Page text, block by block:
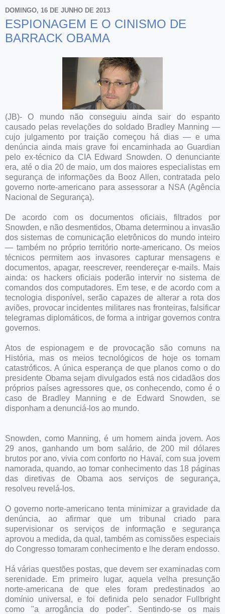
DOMINGO, 16 DE JUNHO DE 2013
ESPIONAGEM E O CINISMO DE
BARRACK OBAMA
(JB)- O mundo não conseguiu ainda sair do espanto
causado pelas revelações do soldado Bradley Manning —
cujo julgamento por traição começou há dias — e uma
denúncia ainda mais grave foi encaminhada ao Guardian
pelo ex-técnico da CIA Edward Snowden. O denunciante
era, até o dia 20 de maio, um dos maiores especialistas em
segurança de informações da Booz Allen, contratada pelo
governo norte-americano para assessorar a NSA (Agência
Nacional de Segurança).
De acordo com os documentos oficiais, filtrados por
Snowden, e não desmentidos, Obama determinou a invasão
dos sistemas de comunicação eletrônicos do mundo inteiro
— também no próprio território norte-americano. Os meios
técnicos permitem aos invasores capturar mensagens e
documentos, apagar, reescrever, reendereçar e-mails. Mais
ainda: os hackers oficiais poderão intervir no sistema de
comandos dos computadores. Em tese, e de acordo com a
tecnologia disponível, serão capazes de alterar a rota dos
aviões, provocar incidentes militares nas fronteiras, falsificar
telegramas diplomáticos, de forma a intrigar governos contra
governos.
Atos de espionagem e de provocação são comuns na
História, mas os meios tecnológicos de hoje os tornam
catastróficos. A única esperança de que planos como o do
presidente Obama sejam divulgados está nos cidadãos dos
próprios países agressores que, os conhecendo, como é o
caso de Bradley Manning e de Edward Snowden, se
disponham a denunciá-los ao mundo.
Snowden, como Manning, é um homem ainda jovem. Aos
29 anos, ganhando um bom salário, de 200 mil dólares
brutos por ano, vivia com conforto no Havaí, com sua jovem
namorada, quando, ao tomar conhecimento das 18 páginas
das diretivas de Obama aos serviços de segurança,
resolveu revelá-los.
O governo norte-americano tenta minimizar a gravidade da
denúncia, ao afirmar que um tribunal criado para
supervisionar os serviços de informação e segurança
aprovou a medida, da qual, também as comissões especiais
do Congresso tomaram conhecimento e lhe deram endosso.
Há várias questões postas, que devem ser examinadas com
serenidade. Em primeiro lugar, aquela velha presunção
norte-americana de que eles foram predestinados ao
domínio universal, e foi definida pelo senador Fullbright
como "a arrogância do poder". Sentindo-se os mais